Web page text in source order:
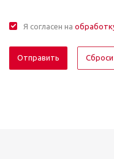
Я согласен на
Отправить